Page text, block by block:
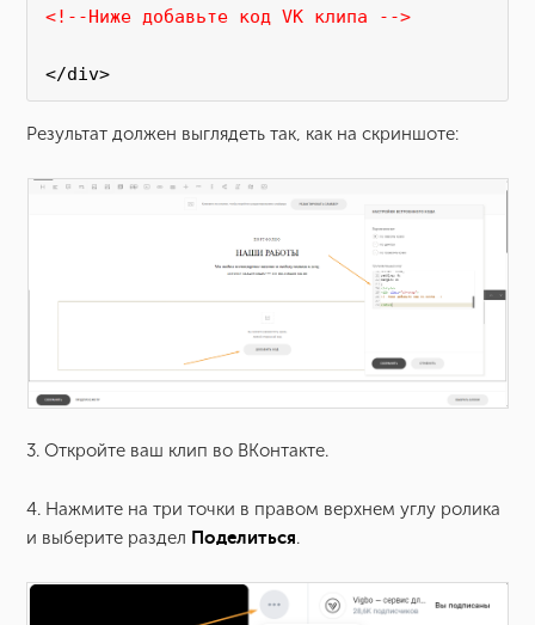
<!--Ниже добавьте код VK клипа -->
</div>
Результат должен выглядеть так, как на скриншоте:
3. Откройте ваш клип во ВКонтакте.
4. Нажмите на три точки в правом верхнем углу ролика
и выберите раздел Поделиться.